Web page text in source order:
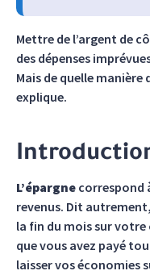
Mettre de l’argent de
des dépenses
Mais de quelle manière
explique.
L’épargne correspond
revenus. Dit autrement,
la fin du mois sur
que vous avez payé
laisser vos économies